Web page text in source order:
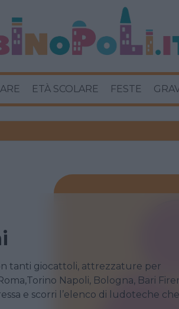
ETÀ SCOLARE FESTE
tanti giocattoli, attrezzature per
Napoli, Bologna, Bari
e scorri l’elenco di ludoteche che